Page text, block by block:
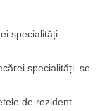
specialități
specialități se
de rezident